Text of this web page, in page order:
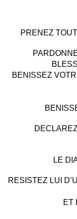
PRENEZ
BENISSEZ
LE
RESISTEZ LUI
ET